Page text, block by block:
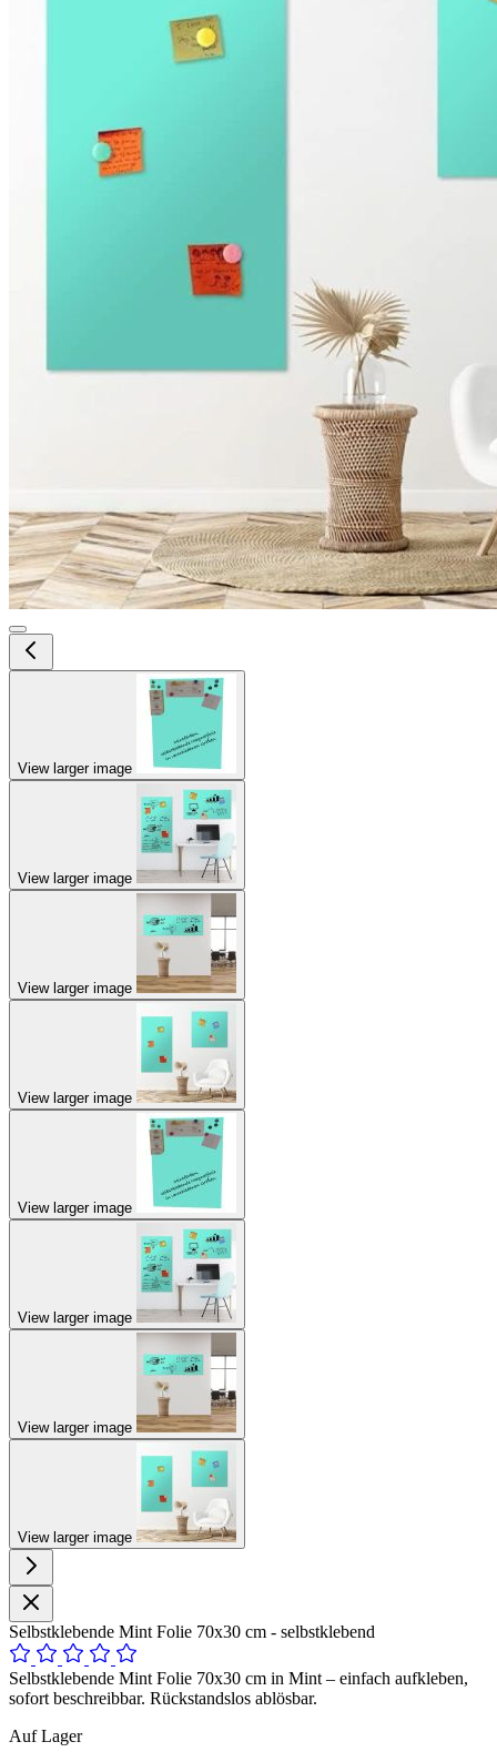
View larger image
View larger image
View larger image
View larger image
View larger image
View larger image
View larger image
View larger image
Selbstklebende Mint Folie 70x30 cm - selbstklebend
Selbstklebende Mint Folie 70x30 cm in Mint – einfach aufkleben,
sofort beschreibbar. Rückstandslos ablösbar.
Auf Lager